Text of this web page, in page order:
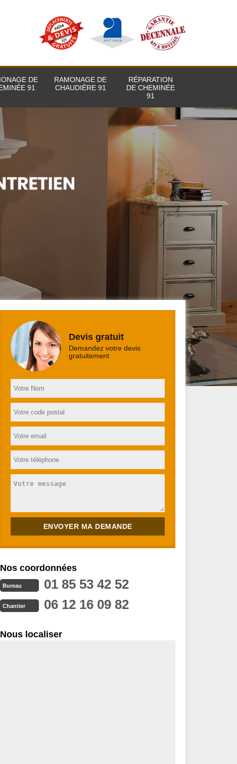
DE
91
RAMONAGE DE
CHAUDIÈRE 91
RÉPARATION
DE CHEMINÉE
91
Devis gratuit
Demandez votre devis
gratuitement
Nos coordonnées
Bureau 01 85 53 42 52
Chantier 06 12 16 09 82
Nous localiser